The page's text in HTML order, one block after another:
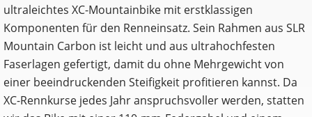
ultraleichtes XC-Mountainbike mit erstklassigen
Komponenten für den Renneinsatz. Sein Rahmen aus SLR
Mountain Carbon ist leicht und aus ultrahochfesten
Faserlagen gefertigt, damit du ohne Mehrgewicht von
einer beeindruckenden Steifigkeit profitieren kannst. Da
XC-Rennkurse jedes Jahr anspruchsvoller werden, statten